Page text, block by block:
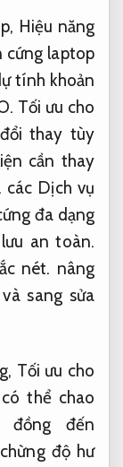
Hiệu năng
cứng laptop
tính khoản
Tối ưu cho
thay tùy
cần thay
các Dịch vụ
đa dạng
an toàn.
nét. nâng
và sang sửa
Tối ưu cho
thể chao
đồng đến
độ hư